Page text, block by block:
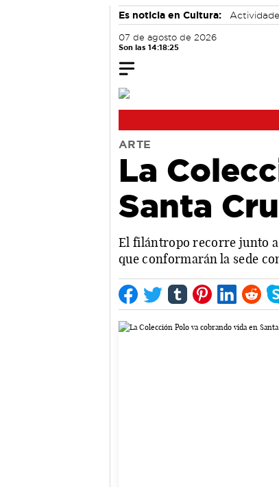
Es noticia en Cultura:
07 de agosto de 2026
Son las 14:18:26
ARTE
La
Santa
El filántropo recorre junto a
que conformarán la sede